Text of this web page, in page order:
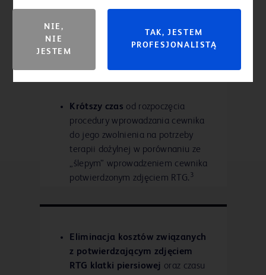
pozycji końcówki cewnika PICC
przy łóżku pacjenta
Krótszy czas od rozpoczęcia
procedury wprowadzania cewnika
do jego zwolnienia na potrzeby
terapii dożylnej w porównaniu ze
„ślepym” wprowadzeniem cewnika
potwierdzonym zdjęciem RTG. 3
Eliminacja kosztów związanych
z potwierdzającym zdjęciem
RTG klatki piersiowej oraz czasu
NIE,
NIE
JESTEM
TAK, JESTEM
PROFESJONALISTĄ